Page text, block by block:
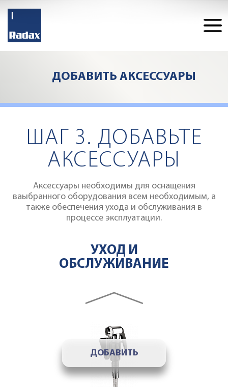
ДОБАВИТЬ АКСЕССУАРЫ
Конфигуратор
ШАГ 3. ДОБАВЬТЕ
АКСЕССУАРЫ
Аксессуары необходимы для оснащения
ваыбранного оборудования всем необходимым, а
также обеспечения ухода и обслуживания в
процессе эксплуатации.
УХОД И
ОБСЛУЖИВАНИЕ
accesories slider
ASWT02
ДОБАВИТЬ
УМЯГЧИТЕЛЬ ВОДЫ 7,0
ДОБАВИТЬ